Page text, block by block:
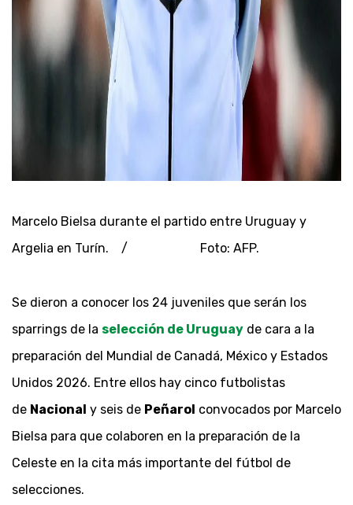
Marcelo Bielsa durante el partido entre Uruguay y
Argelia en Turín. / Foto: AFP.
Se dieron a conocer los 24 juveniles que serán los
sparrings de la selección de Uruguay de cara a la
preparación del Mundial de Canadá, México y Estados
Unidos 2026. Entre ellos hay cinco futbolistas
de Nacional y seis de Peñarol convocados por Marcelo
Bielsa para que colaboren en la preparación de la
Celeste en la cita más importante del fútbol de
selecciones.